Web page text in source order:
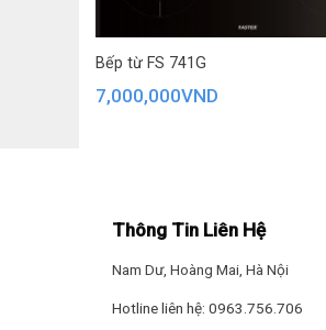
chạm dẫn đến vỡ mặt kính
Ngoài ra, kính Schott Ceran
Bếp từ FS 741G
7,000,000VND
Thông Tin Liên Hệ
Nam Dư, Hoàng Mai, Hà Nội
Hotline liên hệ: 0963.756.706